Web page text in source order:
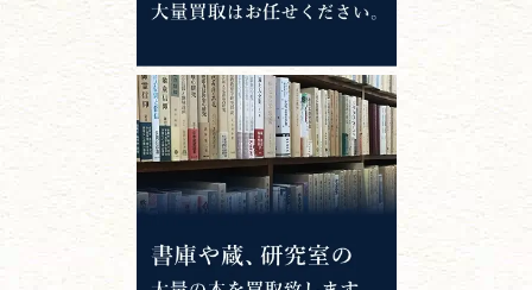
哲学書・思想書
心理学・倫理学
仏教書
神道・神社仏閣
イスラム教